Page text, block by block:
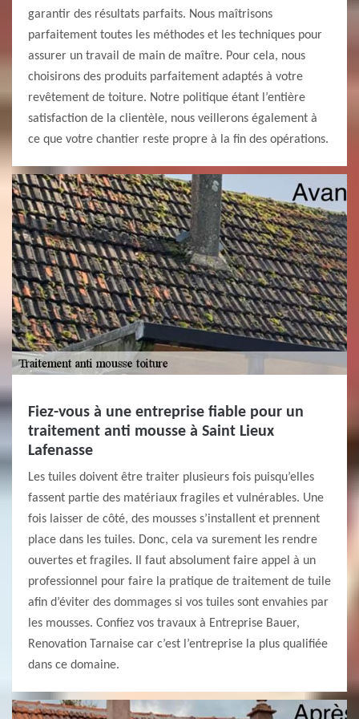
garantir des résultats parfaits. Nous maîtrisons
parfaitement toutes les méthodes et les techniques pour
assurer un travail de main de maître. Pour cela, nous
choisirons des produits parfaitement adaptés à votre
revêtement de toiture. Notre politique étant l’entière
satisfaction de la clientèle, nous veillerons également à
ce que votre chantier reste propre à la fin des opérations.
Fiez-vous à une entreprise fiable pour un
traitement anti mousse à Saint Lieux
Lafenasse
Les tuiles doivent être traiter plusieurs fois puisqu’elles
fassent partie des matériaux fragiles et vulnérables. Une
fois laisser de côté, des mousses s’installent et prennent
place dans les tuiles. Donc, cela va surement les rendre
ouvertes et fragiles. Il faut absolument faire appel à un
professionnel pour faire la pratique de traitement de tuile
afin d’éviter des dommages si vos tuiles sont envahies par
les mousses. Confiez vos travaux à Entreprise Bauer,
Renovation Tarnaise car c’est l’entreprise la plus qualifiée
dans ce domaine.